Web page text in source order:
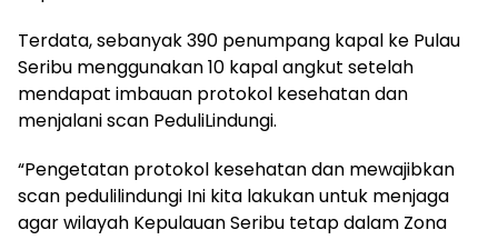
Terdata, sebanyak 390 penumpang kapal ke Pulau
Seribu menggunakan 10 kapal angkut setelah
mendapat imbauan protokol kesehatan dan
menjalani scan PeduliLindungi.
“Pengetatan protokol kesehatan dan mewajibkan
scan pedulilindungi Ini kita lakukan untuk menjaga
agar wilayah Kepulauan Seribu tetap dalam Zona